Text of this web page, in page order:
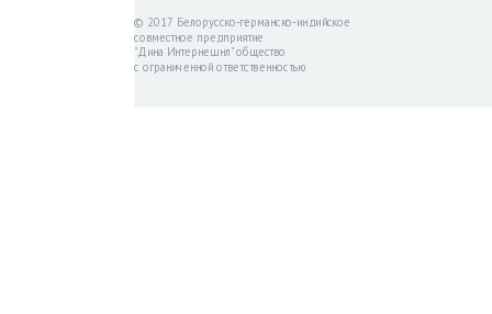
© 2017 Белорусско-германско-индийское
совместное предприятие
"Дина Интернешнл" общество
с ограниченной ответственностью